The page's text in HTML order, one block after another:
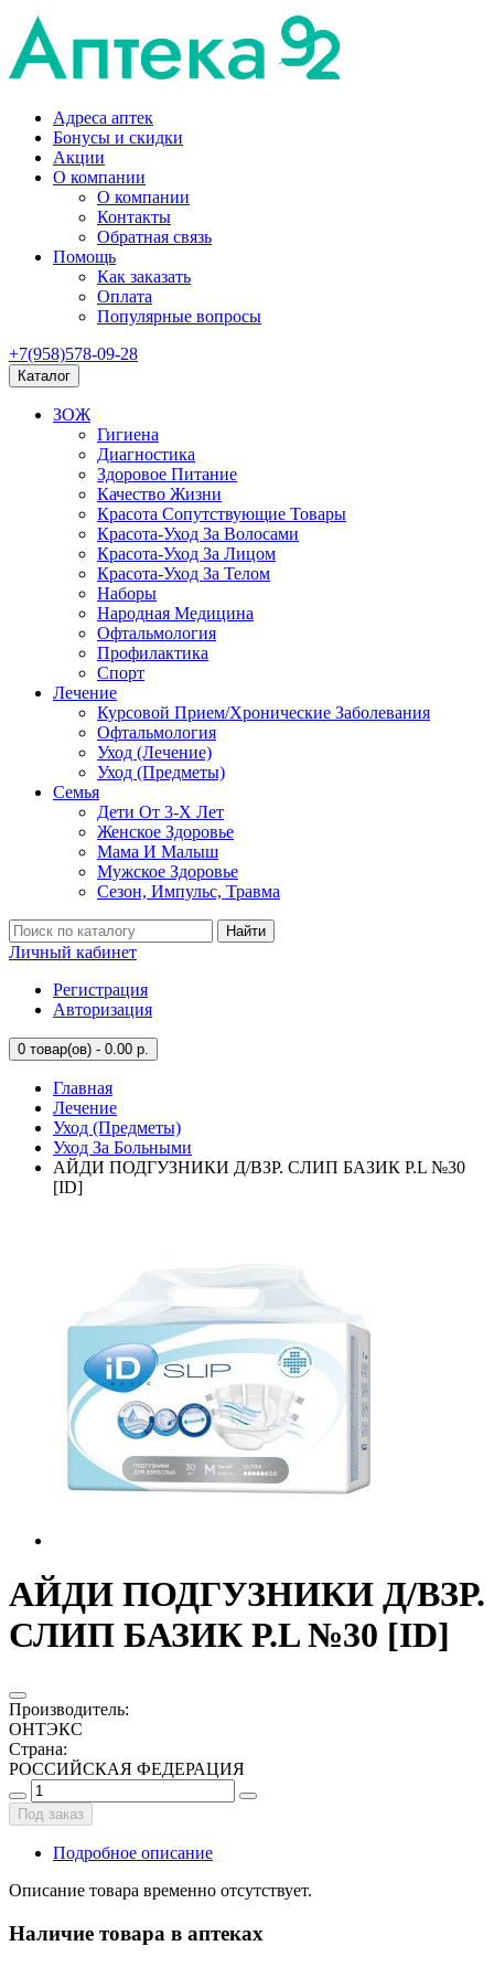
Адреса аптек
Бонусы и скидки
Акции
О компании
О компании
Контакты
Обратная связь
Помощь
Как заказать
Оплата
Популярные вопросы
+7(958)578-09-28
Каталог
ЗОЖ
Гигиена
Диагностика
Здоровое Питание
Качество Жизни
Красота Сопутствующие Товары
Красота-Уход За Волосами
Красота-Уход За Лицом
Красота-Уход За Телом
Наборы
Народная Медицина
Офтальмология
Профилактика
Спорт
Лечение
Курсовой Прием/Хронические Заболевания
Офтальмология
Уход (Лечение)
Уход (Предметы)
Семья
Дети От 3-Х Лет
Женское Здоровье
Мама И Малыш
Мужское Здоровье
Сезон, Импульс, Травма
Найти
Личный кабинет
Регистрация
Авторизация
0 товар(ов) - 0.00 р.
Главная
Лечение
Уход (Предметы)
Уход За Больными
АЙДИ ПОДГУЗНИКИ Д/ВЗР. СЛИП БАЗИК Р.L №30
[ID]
АЙДИ ПОДГУЗНИКИ Д/ВЗР.
СЛИП БАЗИК Р.L №30 [ID]
Производитель:
ОНТЭКС
Страна:
РОССИЙСКАЯ ФЕДЕРАЦИЯ
Под заказ
Подробное описание
Описание товара временно отсутствует.
Наличие товара в аптеках